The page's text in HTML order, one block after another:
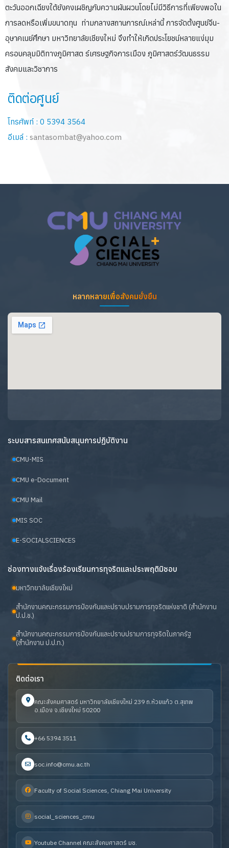
ตะวันออกเฉียงใต้ยังคงเผชิญกับความผันผวนโดยไม่มีวิธีการที่เพียงพอใน
การลดหรือเพิ่มขนาดทุน ท่ามกลางสถานการณ์เหล่านี้ การจัดตั้งศูนย์จีน-
อุษาคเนย์ศึกษา มหาวิทยาลัยเชียงใหม่ จึงทำให้เกิดประโยชน์หลายแง่มุม
ครอบคลุมมิติทางภูมิศาสต ร์เศรษฐกิจการเมือง ภูมิศาสตร์วัฒนธรรม
สังคมและวิชาการ
ติดต่อศูนย์
โทรศัพท์ : 0 5394 3564
อีเมล์ : santasombat@yahoo.com
หลากหลายเพื่อสังคมยั่งยืน
ระบบสารสนเทศสนับสนุนการปฏิบัติงาน
CMU-MIS
CMU e-Document
CMU Mail
MIS SOC
E-SOCIALSCIENCES
ช่องทางแจ้งเรื่องร้องเรียนการทุจริตและประพฤติมิชอบ
มหาวิทยาลัยเชียงใหม่
สำนักงานคณะกรรมการป้องกันและปราบปรามการทุจริตแห่งชาติ (สำนักงาน
ป.ป.ช.)
สำนักงานคณะกรรมการป้องกันและปราบปรามการทุจริตในภาครัฐ
(สำนักงาน ป.ป.ท.)
ติดต่อเรา
คณะสังคมศาสตร์ มหาวิทยาลัยเชียงใหม่ 239 ถ.ห้วยแก้ว ต.สุเทพ
อ.เมือง จ.เชียงใหม่ 50200
+66 5394 3511
soc.info@cmu.ac.th
Faculty of Social Sciences, Chiang Mai University
social_sciences_cmu
Youtube Channel คณะสังคมศาสตร์ มช.